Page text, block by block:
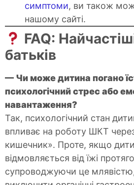
симптоми, ви також
нашому сайті.
FAQ:
батьків
— Чи може дитина погано
психологічний стрес або
навантаження?
Так, психологічний стан
впливає на роботу ШКТ
кишечник». Проте, якщо
відмовляється від їжі
супроводжуючи це